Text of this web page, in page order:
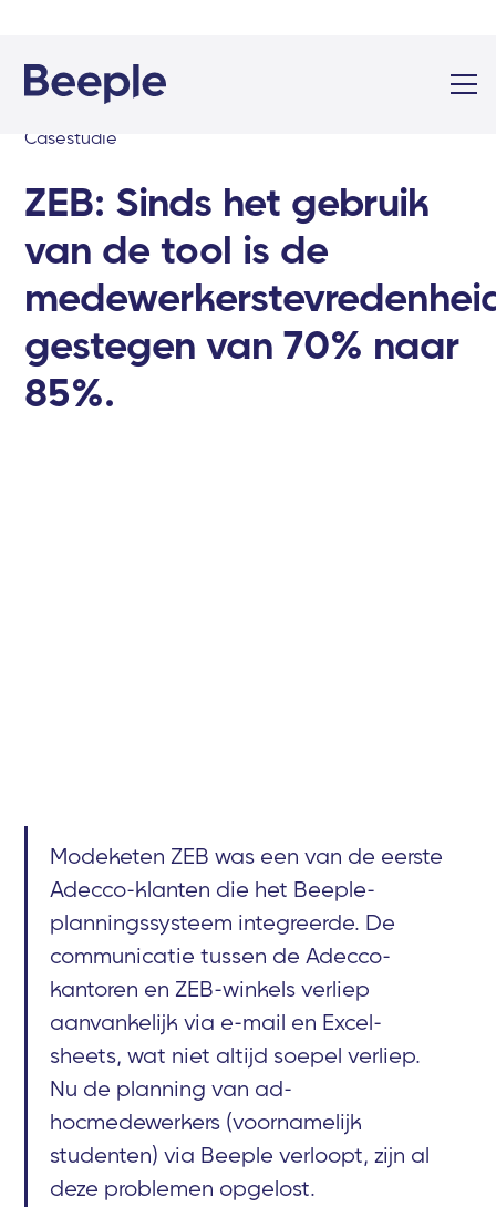
Casestudie
ZEB: Sinds het gebruik
van de tool is de
gestegen van 70% naar
85%.
Modeketen ZEB was een van de eerste
Adecco-klanten die het Beeple-
planningssysteem integreerde. De
communicatie tussen de Adecco-
kantoren en ZEB-winkels verliep
aanvankelijk via e-mail en Excel-
sheets, wat niet altijd soepel verliep.
Nu de planning van ad-
hocmedewerkers (voornamelijk
studenten) via Beeple verloopt, zijn al
deze problemen opgelost.